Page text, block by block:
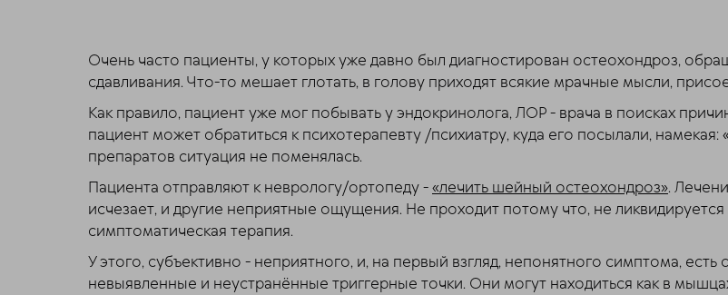
Очень часто пациенты, у которых уже давно был диагностирован остеохондроз,
сдавливания. Что-то мешает глотать, в голову приходят всякие мрачные мысли,
Как правило, пациент уже мог побывать у эндокринолога, ЛОР - врача в поисках
пациент может обратиться к психотерапевту /психиатру, куда его посылали,
препаратов ситуация не поменялась.
Пациента отправляют к неврологу/ортопеду -«лечить шейный остеохондроз».
исчезает, и другие неприятные ощущения. Не проходит потому что, не
симптоматическая терапия.
У этого, субъективно - неприятного, и, на первый взгляд, непонятного симптома,
невыявленные и неустранённые триггерные точки. Они могут находиться как в